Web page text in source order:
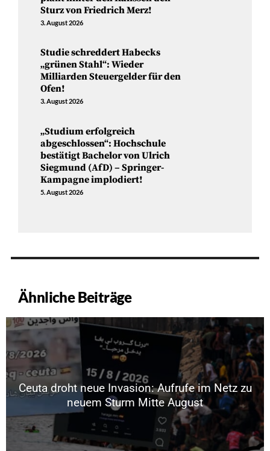
Sturz von Friedrich Merz!
3. August 2026
Studie schreddert Habecks
„grünen Stahl“: Wieder
Milliarden Steuergelder für den
Ofen!
3. August 2026
„Studium erfolgreich
abgeschlossen“: Hochschule
bestätigt Bachelor von Ulrich
Siegmund (AfD) – Springer-
Kampagne implodiert!
5. August 2026
Ähnliche Beiträge
Ceuta droht neue Invasion: Aufrufe im Netz zu
neuem Sturm Mitte August